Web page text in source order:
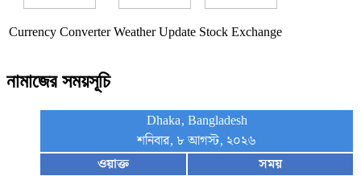
Currency Converter Weather Update Stock Exchange
নামাজের সময়সূচি
Dhaka, Bangladesh
শনিবার, ৮ আগস্ট, ২০২৬
ওয়াক্ত
সময়